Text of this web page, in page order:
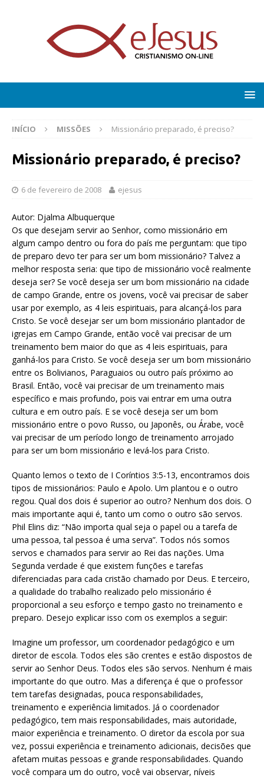
INÍCIO MISSÕES Missionário preparado, é preciso?
Missionário preparado, é preciso?
6 de fevereiro de 2008 ejesus
Autor: Djalma Albuquerque
Os que desejam servir ao Senhor, como missionário em
algum campo dentro ou fora do país me perguntam: que tipo
de preparo devo ter para ser um bom missionário? Talvez a
melhor resposta seria: que tipo de missionário você realmente
deseja ser? Se você deseja ser um bom missionário na cidade
de campo Grande, entre os jovens, você vai precisar de saber
usar por exemplo, as 4 leis espirituais, para alcançá-los para
Cristo. Se você desejar ser um bom missionário plantador de
igrejas em Campo Grande, então você vai precisar de um
treinamento bem maior do que as 4 leis espirituais, para
ganhá-los para Cristo. Se você deseja ser um bom missionário
entre os Bolivianos, Paraguaios ou outro país próximo ao
Brasil. Então, você vai precisar de um treinamento mais
específico e mais profundo, pois vai entrar em uma outra
cultura e em outro país. E se você deseja ser um bom
missionário entre o povo Russo, ou Japonês, ou Árabe, você
vai precisar de um período longo de treinamento arrojado
para ser um bom missionário e levá-los para Cristo.
Quanto lemos o texto de I Coríntios 3:5-13, encontramos dois
tipos de missionários: Paulo e Apolo. Um plantou e o outro
regou. Qual dos dois é superior ao outro? Nenhum dos dois. O
mais importante aqui é, tanto um como o outro são servos.
Phil Elins diz: “Não importa qual seja o papel ou a tarefa de
uma pessoa, tal pessoa é uma serva”. Todos nós somos
servos e chamados para servir ao Rei das nações. Uma
Segunda verdade é que existem funções e tarefas
diferenciadas para cada cristão chamado por Deus. E terceiro,
a qualidade do trabalho realizado pelo missionário é
proporcional a seu esforço e tempo gasto no treinamento e
preparo. Desejo explicar isso com os exemplos a seguir:
Imagine um professor, um coordenador pedagógico e um
diretor de escola. Todos eles são crentes e estão dispostos de
servir ao Senhor Deus. Todos eles são servos. Nenhum é mais
importante do que outro. Mas a diferença é que o professor
tem tarefas designadas, pouca responsabilidades,
treinamento e experiência limitados. Já o coordenador
pedagógico, tem mais responsabilidades, mais autoridade,
maior experiência e treinamento. O diretor da escola por sua
vez, possui experiência e treinamento adicionais, decisões que
afetam muitas pessoas e grande responsabilidades. Quando
você compara um do outro, você vai observar, níveis